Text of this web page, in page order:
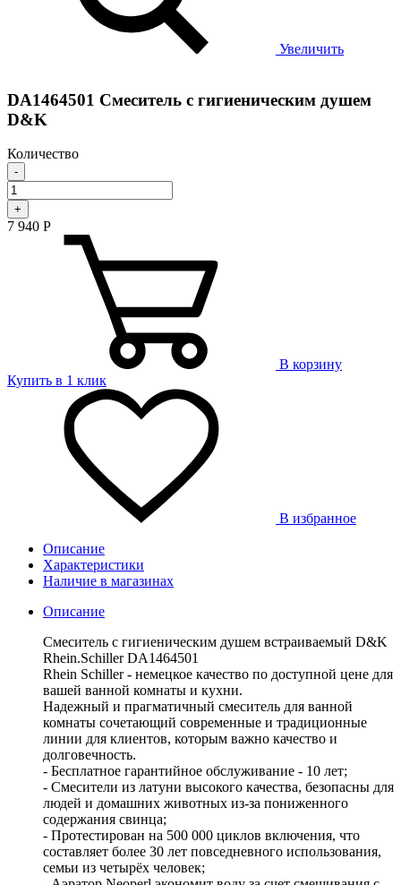
Увеличить
DA1464501 Смеситель с гигиеническим душем
D&K
Количество
-
+
7 940 Р
В корзину
Купить в 1 клик
В избранное
Описание
Характеристики
Наличие в магазинах
Описание
Смеситель с гигиеническим душем встраиваемый D&K
Rhein.Schiller DA1464501
Rhein Schiller - немецкое качество по доступной цене для
вашей ванной комнаты и кухни.
Надежный и прагматичный смеситель для ванной
комнаты сочетающий современные и традиционные
линии для клиентов, которым важно качество и
долговечность.
- Бесплатное гарантийное обслуживание - 10 лет;
- Смесители из латуни высокого качества, безопасны для
людей и домашних животных из-за пониженного
содержания свинца;
- Протестирован на 500 000 циклов включения, что
составляет более 30 лет повседневного использования,
семьи из четырёх человек;